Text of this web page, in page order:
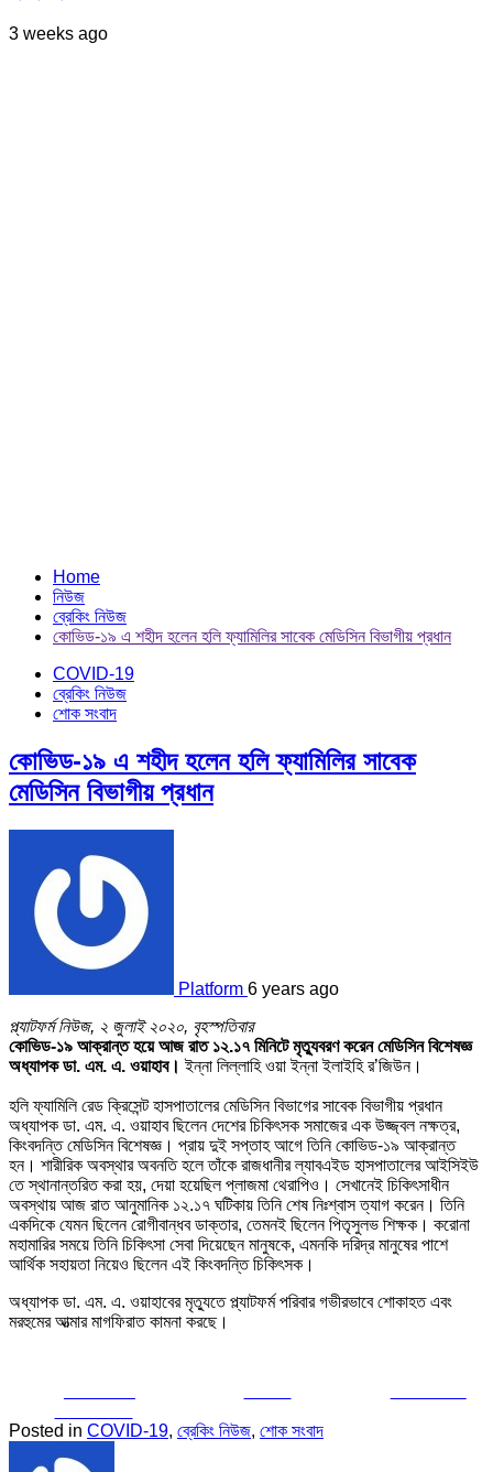
3 weeks ago
Home
নিউজ
ব্রেকিং নিউজ
কোভিড-১৯ এ শহীদ হলেন হলি ফ্যামিলির সাবেক মেডিসিন বিভাগীয় প্রধান
COVID-19
ব্রেকিং নিউজ
শোক সংবাদ
কোভিড-১৯ এ শহীদ হলেন হলি ফ্যামিলির সাবেক
মেডিসিন বিভাগীয় প্রধান
Platform 6 years ago
প্ল্যাটফর্ম নিউজ, ২ জুলাই ২০২০, বৃহস্পতিবার
কোভিড-১৯ আক্রান্ত হয়ে আজ রাত ১২.১৭ মিনিটে মৃত্যুবরণ করেন মেডিসিন বিশেষজ্ঞ
অধ্যাপক ডা. এম. এ. ওয়াহাব। ইন্না লিল্লাহি ওয়া ইন্না ইলাইহি র’জিউন।
হলি ফ্যামিলি রেড ক্রিসেন্ট হাসপাতালের মেডিসিন বিভাগের সাবেক বিভাগীয় প্রধান
অধ্যাপক ডা. এম. এ. ওয়াহাব ছিলেন দেশের চিকিৎসক সমাজের এক উজ্জ্বল নক্ষত্র,
কিংবদন্তি মেডিসিন বিশেষজ্ঞ। প্রায় দুই সপ্তাহ আগে তিনি কোভিড-১৯ আক্রান্ত
হন। শারীরিক অবস্থার অবনতি হলে তাঁকে রাজধানীর ল্যাবএইড হাসপাতালের আইসিইউ
তে স্থানান্তরিত করা হয়, দেয়া হয়েছিল প্লাজমা থেরাপিও। সেখানেই চিকিৎসাধীন
অবস্থায় আজ রাত আনুমানিক ১২.১৭ ঘটিকায় তিনি শেষ নিঃশ্বাস ত্যাগ করেন। তিনি
একদিকে যেমন ছিলেন রোগীবান্ধব ডাক্তার, তেমনই ছিলেন পিতৃসুলভ শিক্ষক। করোনা
মহামারির সময়ে তিনি চিকিৎসা সেবা দিয়েছেন মানুষকে, এমনকি দরিদ্র মানুষের পাশে
আর্থিক সহায়তা নিয়েও ছিলেন এই কিংবদন্তি চিকিৎসক।
অধ্যাপক ডা. এম. এ. ওয়াহাবের মৃত্যুতে প্ল্যাটফর্ম পরিবার গভীরভাবে শোকাহত এবং
মরহুমের আত্মার মাগফিরাত কামনা করছে।
Posted in COVID-19, ব্রেকিং নিউজ, শোক সংবাদ